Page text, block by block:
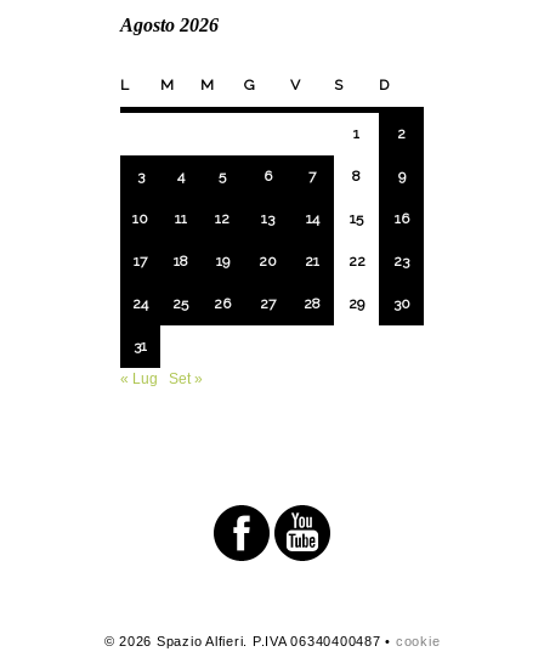
Agosto 2026
L M M G V S D
1 2
3 4 5 6 7 8 9
10 11 12 13 14 15 16
17 18 19 20 21 22 23
24 25 26 27 28 29 30
31
« Lug
Set »
© 2026 Spazio Alfieri. P.IVA 06340400487 • cookie